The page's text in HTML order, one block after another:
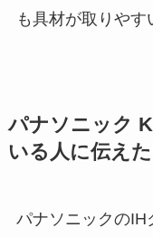
も具材が取りやす
パナソニック
いる人に伝え
パナソニックのIH